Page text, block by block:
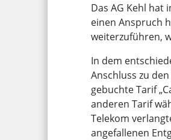
Das AG Kehl hat
einen Anspruch
weiterzuführen,
In dem
Anschluss zu
gebuchte Tarif
anderen Tarif
Telekom
angefallenen